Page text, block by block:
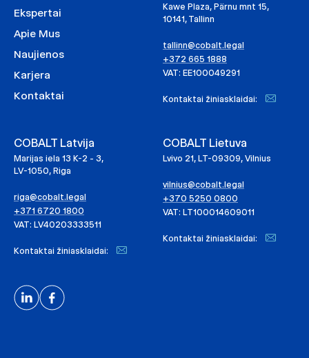
Ekspertai
Apie Mus
Naujienos
Karjera
Kontaktai
Kawe Plaza, Pärnu mnt 15,
10141, Tallinn
tallinn@cobalt.legal
+372 665 1888
VAT: EE100049291
Kontaktai žiniasklaidai:
COBALT Latvija
Marijas iela 13 K-2 - 3,
LV-1050, Riga
riga@cobalt.legal
+371 6720 1800
VAT: LV40203333511
Kontaktai žiniasklaidai:
COBALT Lietuva
Lvivo 21, LT-09309, Vilnius
vilnius@cobalt.legal
+370 5250 0800
VAT: LT100014609011
Kontaktai žiniasklaidai: